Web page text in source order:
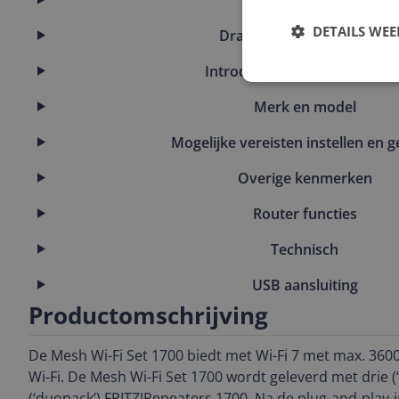
Draadloos netwerk (LAN)
Introductie en ondersteuning
Merk en model
Mogelijke vereisten instellen en
Overige kenmerken
Router functies
Technisch
USB aansluiting
Productomschrijving
De Mesh Wi-Fi Set 1700 biedt met Wi-Fi 7 met max.
Wi-Fi. De Mesh Wi-Fi Set 1700 wordt geleverd met drie
DETAILS